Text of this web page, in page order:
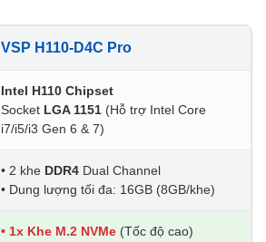
VSP H110-D4C Pro
Intel H110 Chipset
Socket LGA 1151 (Hỗ trợ Intel Core
i7/i5/i3 Gen 6 & 7)
• 2 khe DDR4 Dual Channel
• Dung lượng tối đa: 16GB (8GB/khe)
• 1x Khe M.2 NVMe (Tốc độ cao)